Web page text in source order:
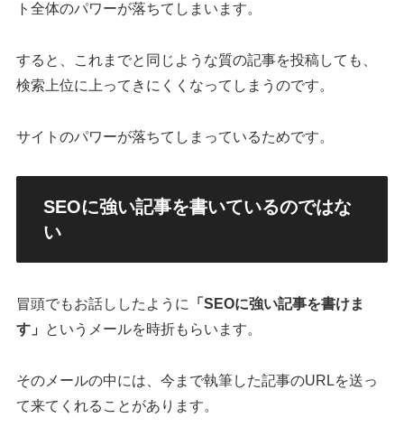
ト全体のパワーが落ちてしまいます。
すると、これまでと同じような質の記事を投稿しても、
検索上位に上ってきにくくなってしまうのです。
サイトのパワーが落ちてしまっているためです。
SEOに強い記事を書いているのではな
い
冒頭でもお話ししたように
「SEOに強い記事を書けま
す」
というメールを時折もらいます。
そのメールの中には、今まで執筆した記事のURLを送っ
て来てくれることがあります。